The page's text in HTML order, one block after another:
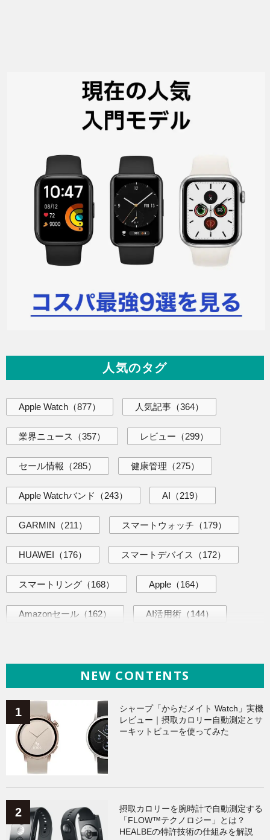
人気のタグ
Apple Watch （877） 人気記事 （364）
業界ニュース （357） レビュー （299）
セール情報 （285） 健康管理 （275）
Apple Watchバンド （243） AI （219）
GARMIN （211） スマートウォッチ （179）
HUAWEI （176） スマートデバイス （172）
スマートリング （168） Apple （164）
Amazonセール （162） AI活用術 （144）
（134） iPhone（133）
Galaxy（132） ワークアウト （131）
AppleWatchアクセサリー （123） Fitbit（121）
Xiaomi （118）
NEW CONTENTS
シャープ「からだメイト Watch」実機
レビュー｜摂取カロリー自動測定とサ
ーキットビューを使ってみた
摂取カロリーを腕時計で自動測定する
「FLOW™テクノロジー」とは？
HEALBEの特許技術の仕組みを解説